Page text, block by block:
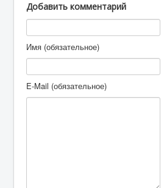
Добавить комментарий
Имя (обязательное)
E-Mail (обязательное)